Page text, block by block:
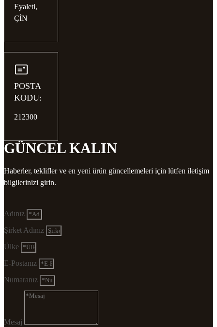
Eyaleti,
ÇİN
POSTA
KODU:
212300
GÜNCEL KALIN
Haberler, teklifler ve en yeni ürün güncellemeleri için lütfen iletişim
bilgilerinizi girin.
Adınız
Şirket Adınız
Ülke
E-Postanız
Numaranız
Mesaj